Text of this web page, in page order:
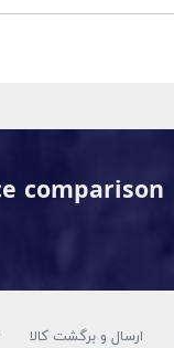
ارسال و برگشت کالا